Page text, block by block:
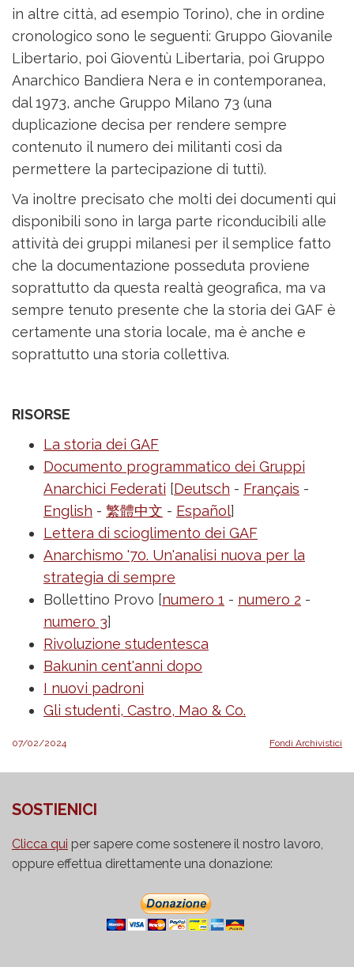
in altre città, ad esempio Torino), che in ordine
cronologico sono le seguenti: Gruppo Giovanile
Libertario, poi Gioventù Libertaria, poi Gruppo
Anarchico Bandiera Nera e in contemporanea,
dal 1973, anche Gruppo Milano 73 (una
duplicazione decisa per rendere sempre
contenuto il numero dei militanti così da
permettere la partecipazione di tutti).
Va inoltre precisato che molti dei documenti qui
disponibili sono in larga parte riconducibili alle
attività dei gruppi milanesi per il semplice fatto
che la documentazione posseduta proviene
soprattutto da questa realtà geografica, ma va
sempre tenuto presente che la storia dei GAF è
certamente una storia locale, ma è anche e
soprattutto una storia collettiva.
RISORSE
La storia dei GAF
Documento programmatico dei Gruppi
Anarchici Federati [Deutsch - Français -
English - 繁體中文 - Español]
Lettera di scioglimento dei GAF
Anarchismo '70. Un'analisi nuova per la
strategia di sempre
Bollettino Provo [numero 1 - numero 2 -
numero 3]
Rivoluzione studentesca
Bakunin cent'anni dopo
I nuovi padroni
Gli studenti, Castro, Mao & Co.
07/02/2024 Fondi Archivistici
SOSTIENICI
Clicca qui per sapere come sostenere il nostro lavoro,
oppure effettua direttamente una donazione: